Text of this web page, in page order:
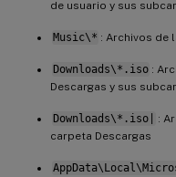
de usuario y sus
Music\* : Archivos de
Downloads\*.iso :
Descargas y sus
Downloads\*.iso|
:
carpeta Descargas